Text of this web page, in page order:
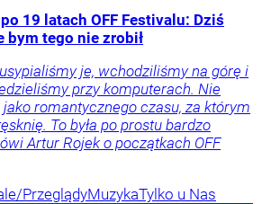
19 latach OFF Festivalu: Dziś
bym tego nie zrobił
usypialiśmy je, wchodziliśmy na górę i
przy komputerach. Nie
romantycznego czasu, za którym
To była po prostu bardzo
Artur Rojek o początkach OFF
PrzeglądyMuzykaTylko u Nas